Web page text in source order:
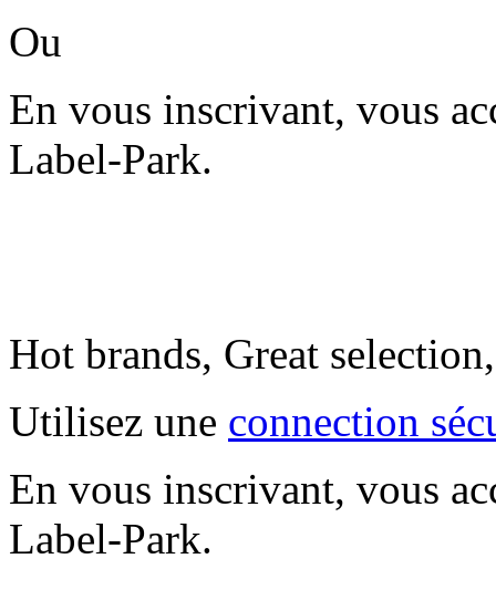
Ou
En vous inscrivant, vous
Label-Park.
Hot brands, Great
Utilisez une connection
En vous inscrivant, vous
Label-Park.